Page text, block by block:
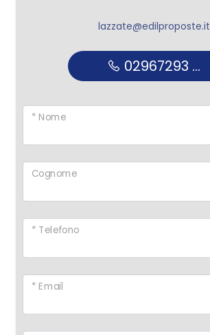
lazzate@edilproposte.it
02967293 ...
* Nome
Cognome
* Telefono
* Email